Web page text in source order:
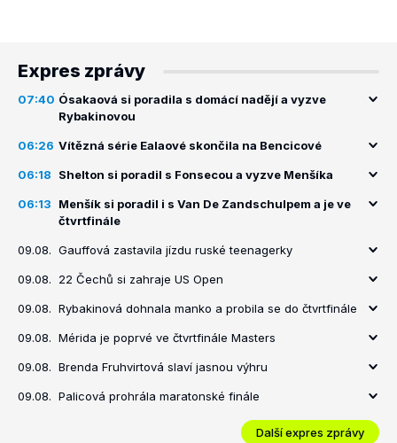
Expres zprávy
07:40 Ósakaová si poradila s domácí nadějí a vyzve
Rybakinovou
06:26 Vítězná série Ealaové skončila na Bencicové
06:18 Shelton si poradil s Fonsecou a vyzve Menšíka
06:13
Menšík si poradil i s Van De Zandschulpem a je ve
čtvrtfinále
09.08. Gauffová zastavila jízdu ruské teenagerky
09.08. 22 Čechů si zahraje US Open
09.08. Rybakinová dohnala manko a probila se do čtvrtfinále
09.08. Mérida je poprvé ve čtvrtfinále Masters
09.08. Brenda Fruhvirtová slaví jasnou výhru
09.08. Palicová prohrála maratonské finále
Další expres zprávy